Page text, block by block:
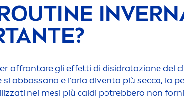
affrontare gli effetti di disidratazione del
abbassano e l'aria diventa più secca, la
nei mesi più caldi potrebbero non